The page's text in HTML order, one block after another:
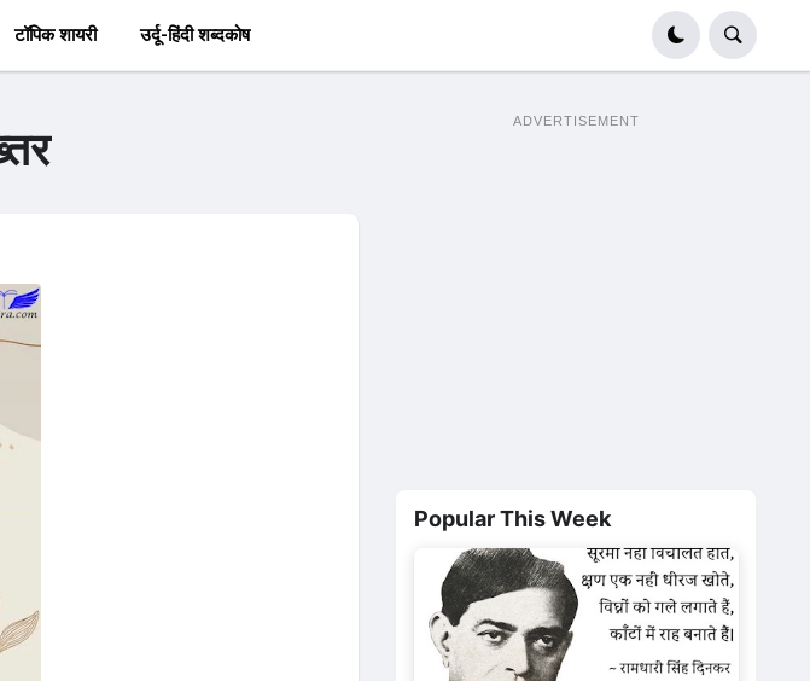
टॉपिक शायरी उर्दू-हिंदी शब्दकोष
ADVERTISEMENT
Popular This Week